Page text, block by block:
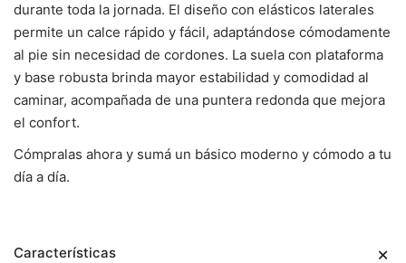
durante toda la jornada. El diseño con elásticos laterales
permite un calce rápido y fácil, adaptándose cómodamente
al pie sin necesidad de cordones. La suela con plataforma
y base robusta brinda mayor estabilidad y comodidad al
caminar, acompañada de una puntera redonda que mejora
el confort.
Cómpralas ahora y sumá un básico moderno y cómodo a tu
día a día.
Características